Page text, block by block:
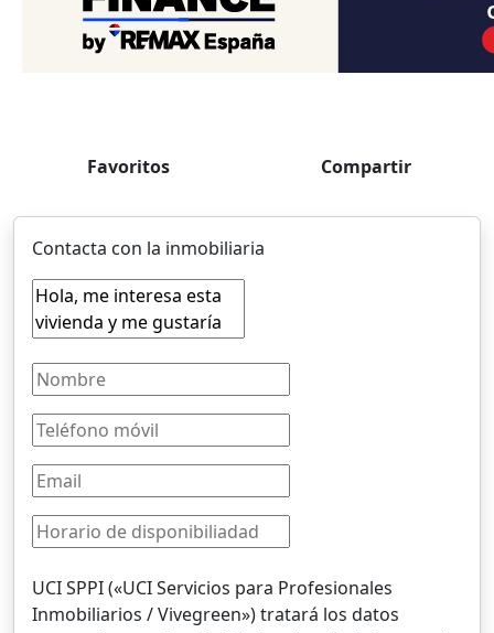
Favoritos Compartir
Contacta con la inmobiliaria
UCI SPPI («UCI Servicios para Profesionales
Inmobiliarios / Vivegreen») tratará los datos